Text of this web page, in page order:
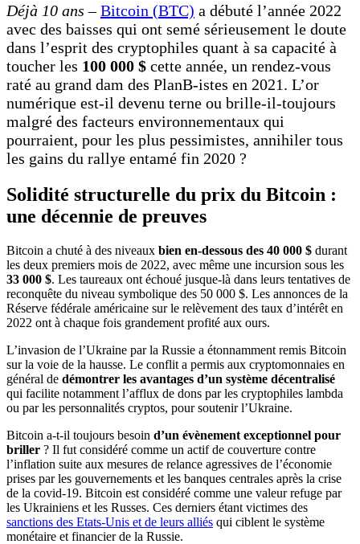
Déjà 10 ans –Bitcoin (BTC) a débuté l’année 2022
avec des baisses qui ont semé sérieusement le doute
dans l’esprit des cryptophiles quant à sa capacité à
toucher les 100 000 $ cette année, un rendez-vous
raté au grand dam des PlanB-istes en 2021. L’or
numérique est-il devenu terne ou brille-il-toujours
malgré des facteurs environnementaux qui
pourraient, pour les plus pessimistes, annihiler tous
les gains du rallye entamé fin 2020 ?
Solidité structurelle du prix du Bitcoin :
une décennie de preuves
Bitcoin a chuté à des niveaux bien en-dessous des 40 000 $ durant
les deux premiers mois de 2022, avec même une incursion sous les
33 000 $. Les taureaux ont échoué jusque-là dans leurs tentatives de
reconquête du niveau symbolique des 50 000 $. Les annonces de la
Réserve fédérale américaine sur le relèvement des taux d’intérêt en
2022 ont à chaque fois grandement profité aux ours.
L’invasion de l’Ukraine par la Russie a étonnamment remis Bitcoin
sur la voie de la hausse. Le conflit a permis aux cryptomonnaies en
général de démontrer les avantages d’un système décentralisé
qui facilite notamment l’afflux de dons par les cryptophiles lambda
ou par les personnalités cryptos, pour soutenir l’Ukraine.
Bitcoin a-t-il toujours besoin d’un évènement exceptionnel pour
briller ? Il fut considéré comme un actif de couverture contre
l’inflation suite aux mesures de relance agressives de l’économie
prises par les gouvernements et les banques centrales après la crise
de la covid-19. Bitcoin est considéré comme une valeur refuge par
les Ukrainiens et les Russes. Ces derniers étant victimes des
sanctions des Etats-Unis et de leurs alliés qui ciblent le système
monétaire et financier de la Russie.